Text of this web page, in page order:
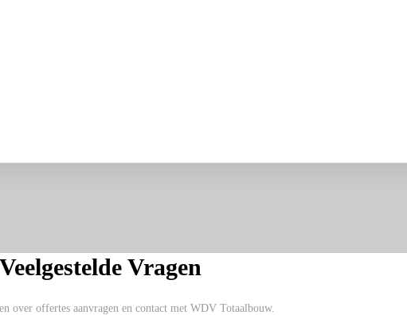
Veelgestelde Vragen
over offertes aanvragen en contact met WDV Totaalbouw.